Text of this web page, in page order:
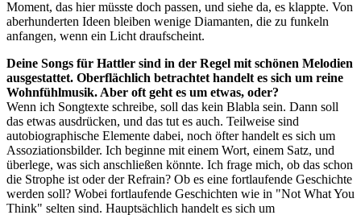
Moment, das hier müsste doch passen, und siehe da, es klappte. Von
aberhunderten Ideen bleiben wenige Diamanten, die zu funkeln
anfangen, wenn ein Licht draufscheint.
Deine Songs für Hattler sind in der Regel mit schönen Melodien
ausgestattet. Oberflächlich betrachtet handelt es sich um reine
Wohnfühlmusik. Aber oft geht es um etwas, oder?
Wenn ich Songtexte schreibe, soll das kein Blabla sein. Dann soll
das etwas ausdrücken, und das tut es auch. Teilweise sind
autobiographische Elemente dabei, noch öfter handelt es sich um
Assoziationsbilder. Ich beginne mit einem Wort, einem Satz, und
überlege, was sich anschließen könnte. Ich frage mich, ob das schon
die Strophe ist oder der Refrain? Ob es eine fortlaufende Geschichte
werden soll? Wobei fortlaufende Geschichten wie in "Not What You
Think" selten sind. Hauptsächlich handelt es sich um